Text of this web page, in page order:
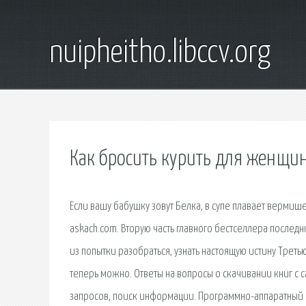
nuipheitho.libccv.org
Как бросить курить для
Если вашу бабушку зовут Белка, в супе плавает
askach.com. Вторую часть главного бестселлера
из попытки разобраться, узнать настоящую истину
теперь можно. Ответы на вопросы о скачивании книг с
запросов, поиск информации. Программно-